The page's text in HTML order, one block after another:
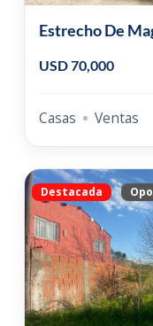
Estrecho De
USD 70,000
Casas Ventas
Destacada